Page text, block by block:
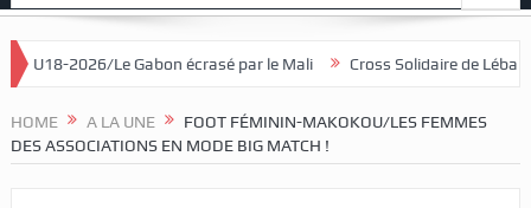
écrasé par le Mali Cross Solidaire de Lébamba/Lowa
HOME A LA UNE
FOOT FÉMININ-MAKOKOU/LES FEMMES
DES ASSOCIATIONS EN MODE BIG MATCH !